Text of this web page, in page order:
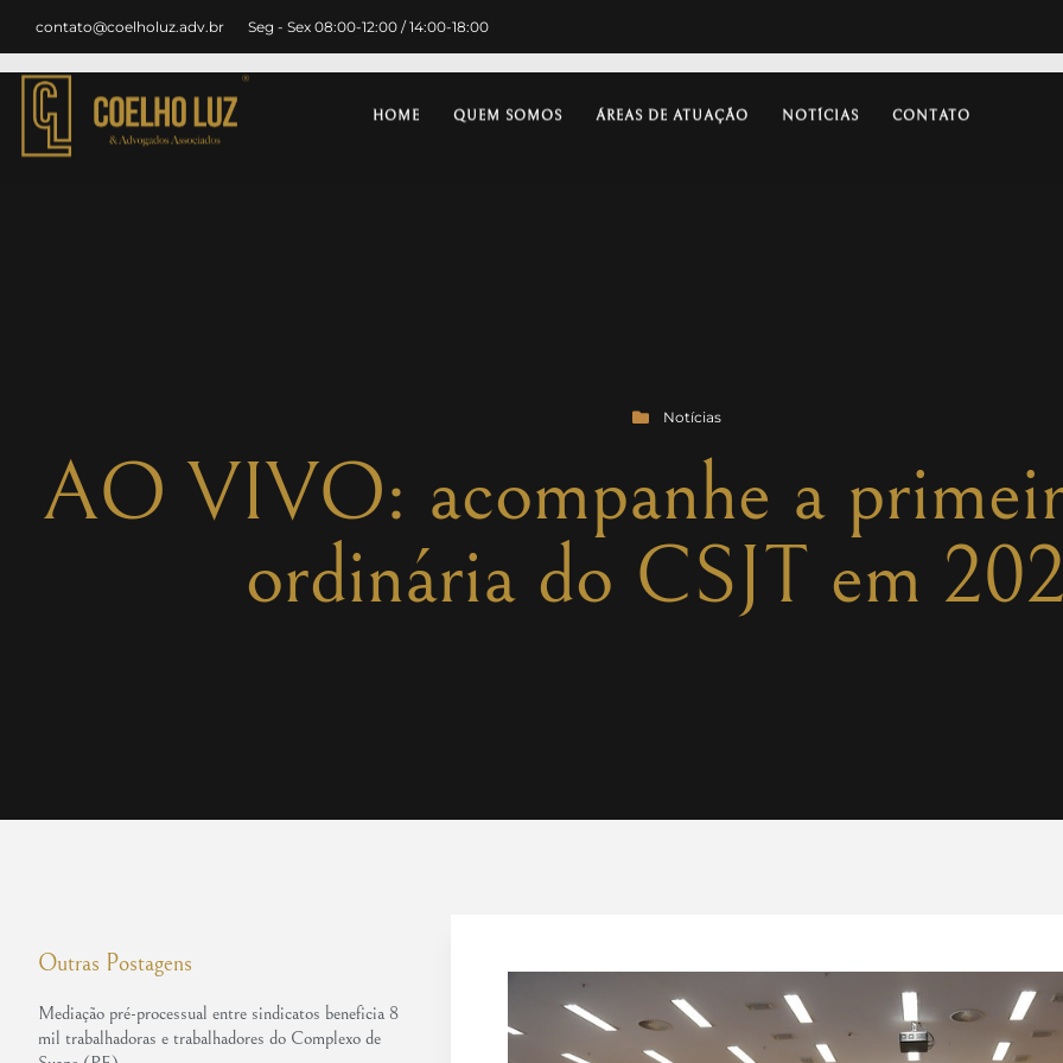
contato@coelholuz.adv.br Seg - Sex 08:00-12:00 / 14:00-18:00
HOME QUEM SOMOS ÁREAS DE ATUAÇÃO NOTÍCIAS CONTATO
Notícias
AO VIVO: acompanhe a
ordinária do CSJT em
Outras Postagens
Mediação pré-processual entre sindicatos beneficia 8
mil trabalhadoras e trabalhadores do Complexo de